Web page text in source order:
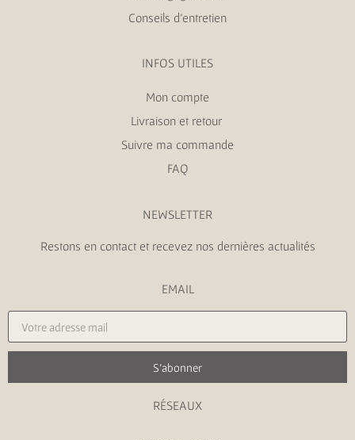
Conseils d’entretien
INFOS UTILES
Mon compte
Livraison et retour
Suivre ma commande
FAQ
NEWSLETTER
Restons en contact et recevez nos dernières actualités
EMAIL
S'abonner
RÉSEAUX